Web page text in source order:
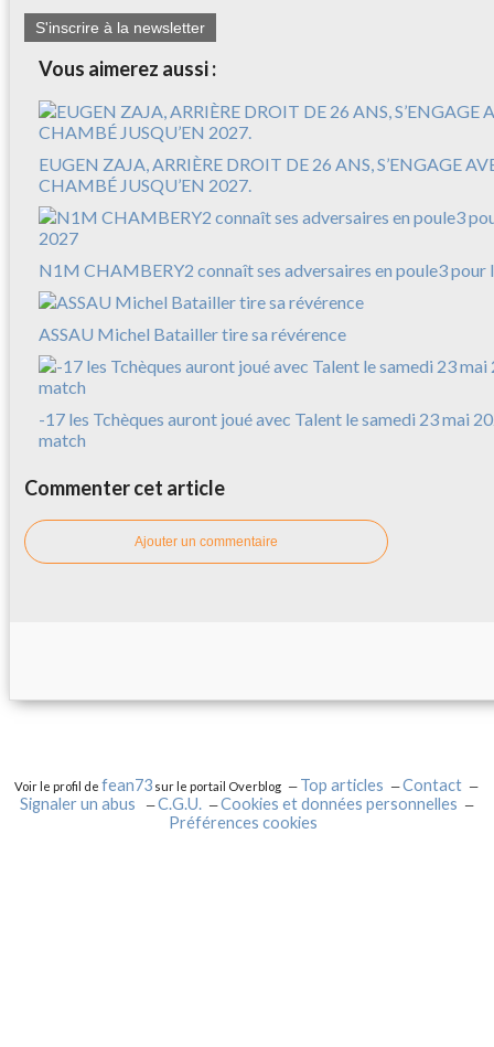
S'inscrire à la newsletter
Vous aimerez aussi :
EUGEN ZAJA, ARRIÈRE DROIT DE 26 ANS, S’ENGAGE
CHAMBÉ JUSQU’EN 2027.
N1M CHAMBERY2 connaît ses adversaires en poule3 pour
ASSAU Michel Batailler tire sa révérence
-17 les Tchèques auront joué avec Talent le samedi 23 mai
match
Commenter cet article
Ajouter un commentaire
Voir le profil defean73 sur le portail Overblog Top articles
Contact
Signaler un abus
C.G.U.
Cookies et données personnelles
Préférences cookies